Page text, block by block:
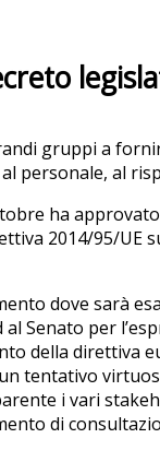
gruppi a
personale, al
ha
2014/95/
dove sarà
Senato per
della direttiva
tentativo
i vari
di